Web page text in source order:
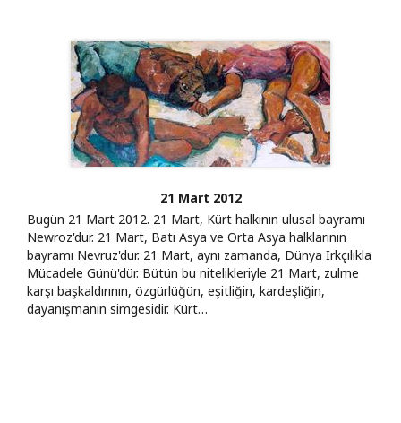
21 Mart 2012
Bugün 21 Mart 2012. 21 Mart, Kürt halkının ulusal bayramı
Newroz'dur. 21 Mart, Batı Asya ve Orta Asya halklarının
bayramı Nevruz'dur. 21 Mart, aynı zamanda, Dünya Irkçılıkla
Mücadele Günü'dür. Bütün bu nitelikleriyle 21 Mart, zulme
karşı başkaldırının, özgürlüğün, eşitliğin, kardeşliğin,
dayanışmanın simgesidir. Kürt…